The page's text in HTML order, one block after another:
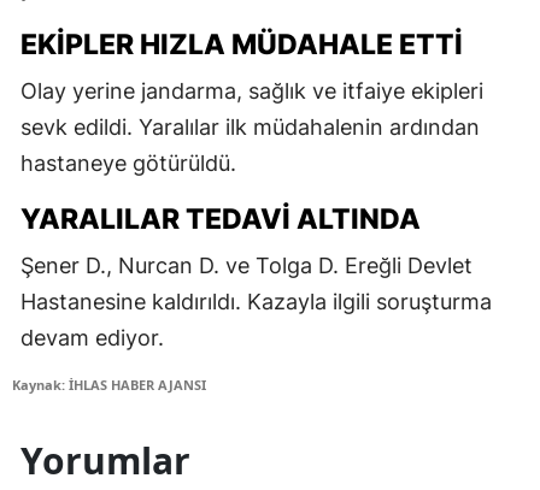
EKIPLER HIZLA MÜDAHALE ETTI
Olay yerine jandarma, sağlık ve itfaiye ekipleri
sevk edildi. Yaralılar ilk müdahalenin ardından
hastaneye götürüldü.
YARALILAR TEDAVI ALTINDA
Şener D., Nurcan D. ve Tolga D. Ereğli Devlet
Hastanesine kaldırıldı. Kazayla ilgili soruşturma
devam ediyor.
Kaynak: İHLAS HABER AJANSI
Yorumlar